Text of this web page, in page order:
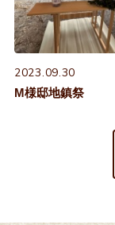
2023.09.30
M様邸地鎮祭